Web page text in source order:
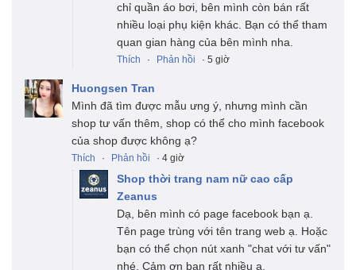
chỉ quần áo bơi, bên mình còn bán rất
nhiều loại phụ kiện khác. Bạn có thể tham
quan gian hàng của bên mình nha.
Thích · Phản hồi · 5 giờ
Huongsen Tran
Mình đã tìm được mẫu ưng ý, nhưng mình cần
shop tư vấn thêm, shop có thể cho mình facebook
của shop được không ạ?
Thích · Phản hồi · 4 giờ
Shop thời trang nam nữ cao cấp
Zeanus
Dạ, bên mình có page facebook bạn ạ.
Tên page trùng với tên trang web ạ. Hoặc
bạn có thể chọn nút xanh "chat với tư vấn"
nhé. Cảm ơn bạn rất nhiều ạ.